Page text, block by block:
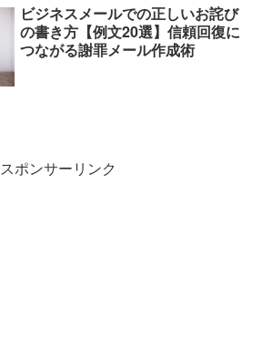
ビジネスメールでの正しいお詫び
の書き方【例文20選】信頼回復に
つながる謝罪メール作成術
スポンサーリンク